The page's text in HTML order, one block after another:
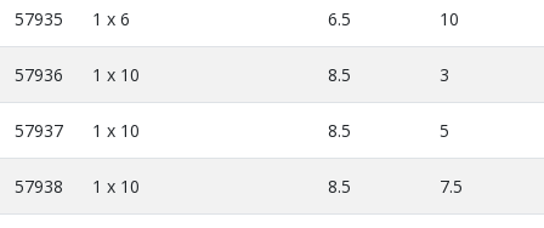
57935 1 x 6 6.5 10
57936 1 x 10 8.5 3
57937 1 x 10 8.5 5
57938 1 x 10 8.5 7.5